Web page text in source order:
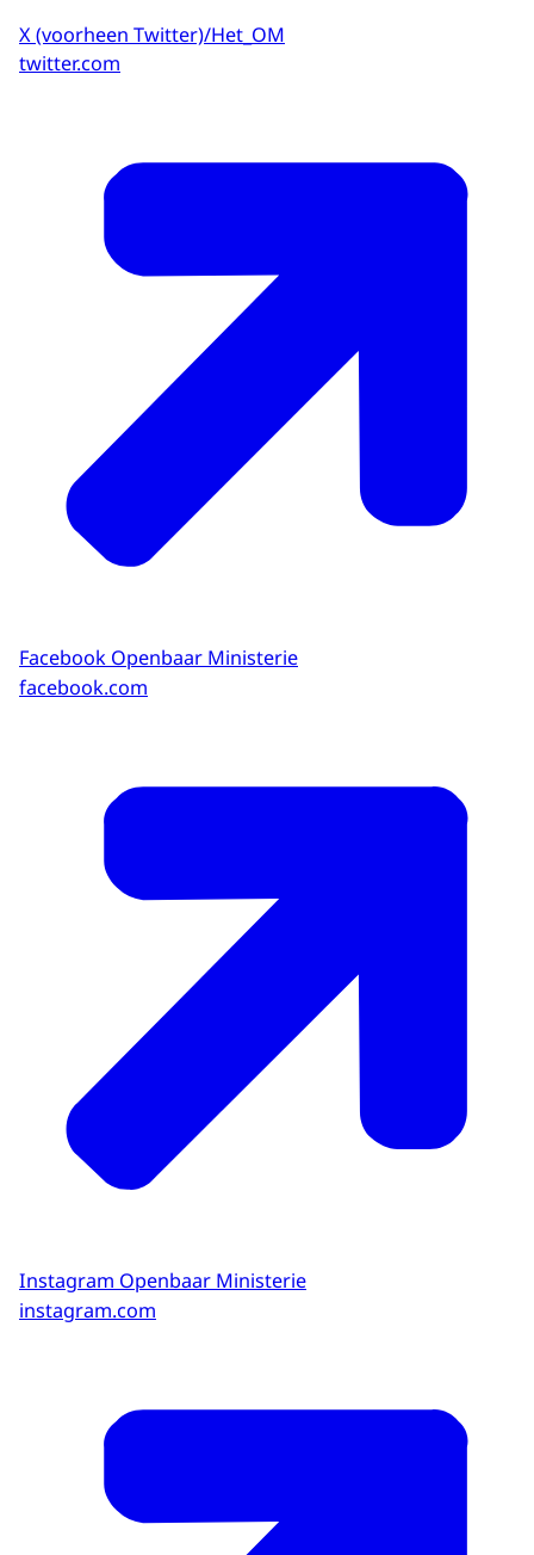
X (voorheen Twitter)/Het_OM
twitter.com
Facebook Openbaar Ministerie
facebook.com
Instagram Openbaar Ministerie
instagram.com